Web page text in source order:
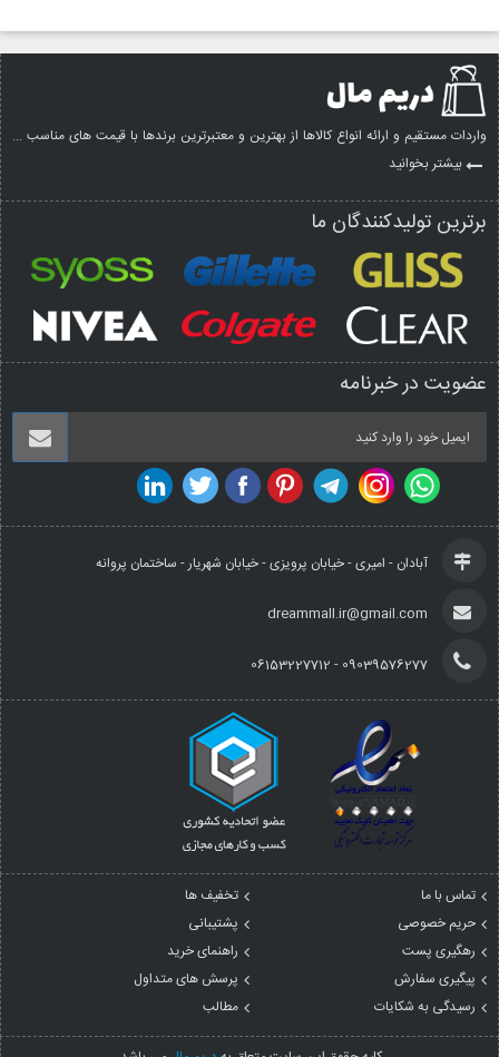
واردات مستقیم و ارائه انواع کالاها از بهترین و معتبرترین برندها با قیمت های مناسب ...
بیشتر بخوانید
برترین تولیدکنندگان ما
عضویت در خبرنامه
آبادان - امیری - خیابان پرویزی - خیابان شهریار - ساختمان پروانه
dreammall.ir@gmail.com
09039576277 - 06153227712
تماس با ما
تخفیف ها
حریم خصوصی
پشتیبانی
رهگیری پست
راهنمای خرید
پیگیری سفارش
پرسش های متداول
رسیدگی به شکایات
مطالب